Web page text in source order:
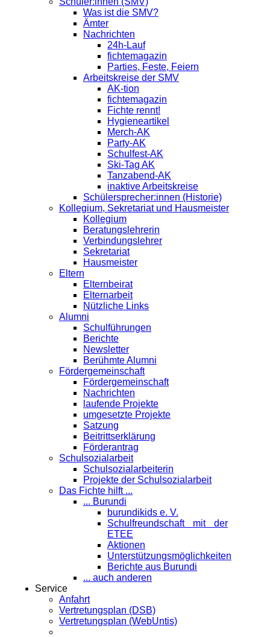
Was ist die SMV?
Ämter
Nachrichten
24h-Lauf
fichtemagazin
Parties, Feste, Feiern
Arbeitskreise der SMV
AK-tion
fichtemagazin
Fichte rennt!
Hygieneartikel
Merch-AK
Party-AK
Schulfest-AK
Ski-Tag AK
Tanzabend-AK
inaktive Arbeitskreise
Schülersprecher:innen (Historie)
Kollegium, Sekretariat und Hausmeister
Kollegium
Beratungslehrerin
Verbindungslehrer
Sekretariat
Hausmeister
Eltern
Elternbeirat
Elternarbeit
Nützliche Links
Alumni
Schulführungen
Berichte
Newsletter
Berühmte Alumni
Förder­gemeinschaft
Fördergemeinschaft
Nachrichten
laufende Projekte
umgesetzte Projekte
Satzung
Beitrittserklärung
Förderantrag
Schul­sozialarbeit
Schulsozialarbeiterin
Projekte der Schulsozialarbeit
Das Fichte hilft ...
... Burundi
burundikids e. V.
Schulfreundschaft mit der
ETEE
Aktionen
Unterstützungsmöglichkeiten
Berichte aus Burundi
... auch anderen
Service
Anfahrt
Vertretungsplan (DSB)
Vertretungsplan (WebUntis)